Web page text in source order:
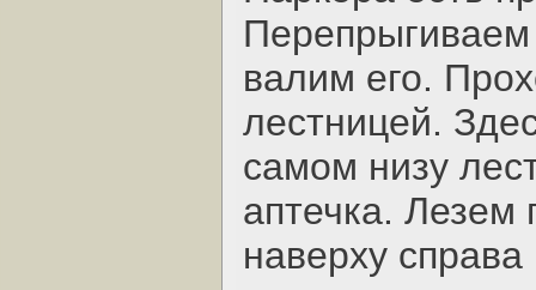
валим его.
лестницей.
самом низу
аптечка. Лезем
наверху